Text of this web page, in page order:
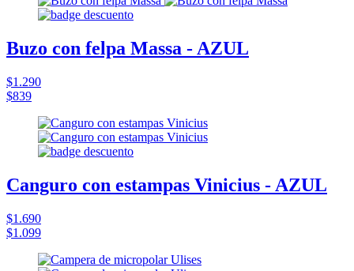
Buzo con felpa Massa - AZUL
$1.290
$839
Canguro con estampas Vinicius - AZUL
$1.690
$1.099